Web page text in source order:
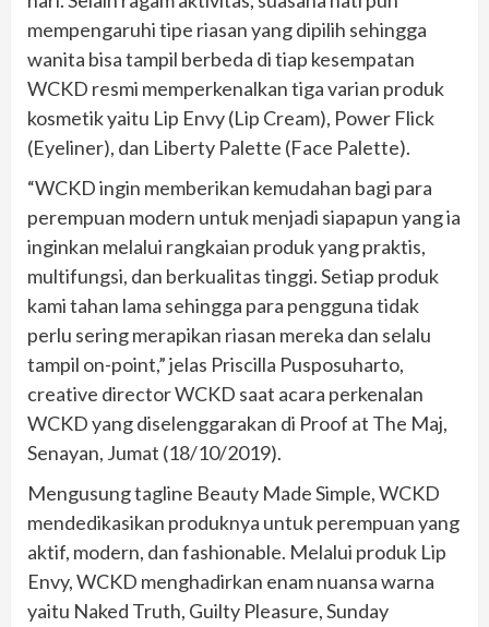
mempengaruhi tipe riasan yang dipilih sehingga
wanita bisa tampil berbeda di tiap kesempatan
WCKD resmi memperkenalkan tiga varian produk
kosmetik yaitu Lip Envy (Lip Cream), Power Flick
(Eyeliner), dan Liberty Palette (Face Palette).
“WCKD ingin memberikan kemudahan bagi para
perempuan modern untuk menjadi siapapun yang ia
inginkan melalui rangkaian produk yang praktis,
multifungsi, dan berkualitas tinggi. Setiap produk
kami tahan lama sehingga para pengguna tidak
perlu sering merapikan riasan mereka dan selalu
tampil on-point,” jelas Priscilla Pusposuharto,
creative director WCKD saat acara perkenalan
WCKD yang diselenggarakan di Proof at The Maj,
Senayan, Jumat (18/10/2019).
Mengusung tagline Beauty Made Simple, WCKD
mendedikasikan produknya untuk perempuan yang
aktif, modern, dan fashionable. Melalui produk Lip
Envy, WCKD menghadirkan enam nuansa warna
yaitu Naked Truth, Guilty Pleasure, Sunday